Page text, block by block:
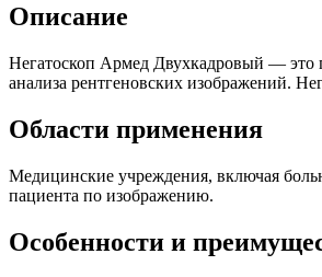
Описание
Негатоскоп Армед Двухкадровый — это
анализа рентгеновских изображений.
Области применения
Медицинские учреждения, включая
пациента по изображению.
Особенности и